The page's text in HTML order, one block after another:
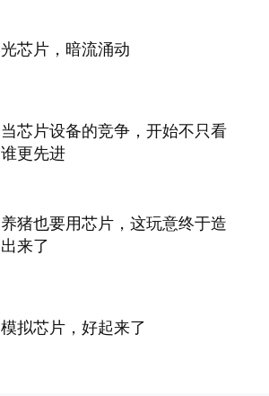
光芯片，暗流涌动
当芯片设备的竞争，开始不只看
谁更先进
养猪也要用芯片，这玩意终于造
出来了
模拟芯片，好起来了